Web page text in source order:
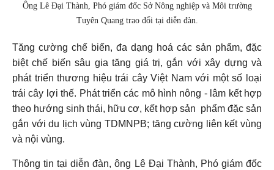
Ông Lê Đại Thành, Phó giám đốc Sở Nông nghiệp và Môi trường
Tuyên Quang trao đổi tại diễn đàn.
Tăng cường chế biến, đa dạng hoá các sản phẩm, đặc
biệt chế biến sâu gia tăng giá trị, gắn với xây dựng và
phát triển thương hiệu trái cây Việt Nam với một số loại
trái cây lợi thế. Phát triển các mô hình nông - lâm kết hợp
theo hướng sinh thái, hữu cơ, kết hợp sản phẩm đặc sản
gắn với du lịch vùng TDMNPB; tăng cường liên kết vùng
và nội vùng.
Thông tin tại diễn đàn, ông Lê Đại Thành, Phó giám đốc